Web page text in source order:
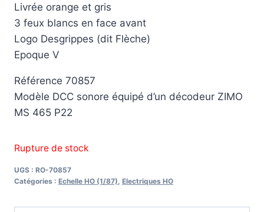
Livrée orange et gris
3 feux blancs en face avant
Logo Desgrippes (dit Flèche)
Epoque V
Référence 70857
Modèle DCC sonore équipé d’un décodeur ZIMO
MS 465 P22
Rupture de stock
UGS : RO-70857
Catégories : Echelle HO (1/87), Electriques HO